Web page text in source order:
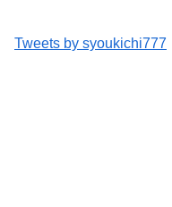
Tweets by syoukichi777